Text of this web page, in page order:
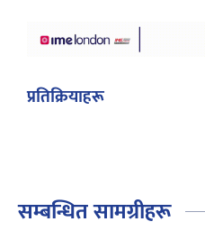
प्रतिक्रियाहरू
सम्बन्धित सामग्रीहरू